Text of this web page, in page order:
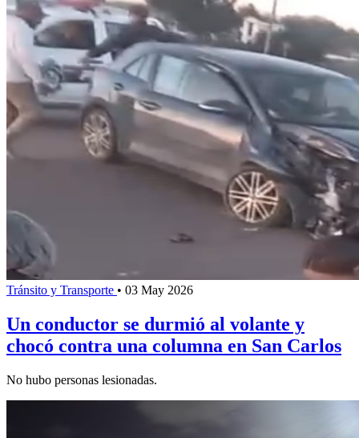
Tránsito y Transporte • 03 May 2026
Un conductor se durmió al volante y
chocó contra una columna en San Carlos
No hubo personas lesionadas.